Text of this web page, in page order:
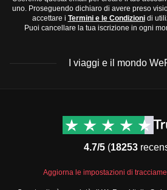
uno. Proseguendo dichiaro di avere preso
accettare i Termini e le Condizionidi
Puoi cancellare la tua iscrizione in ogni
I viaggi e il mondo
Viaggi di gruppo Nord
Viaggi di gruppo Centro
Viaggi di gruppo Sud
4.7/5 (18253
Aggiorna le impostazioni di